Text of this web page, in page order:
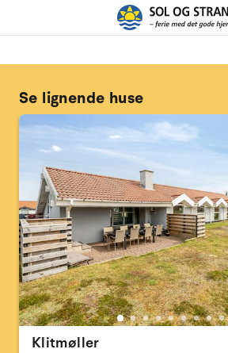
Se lignende huse
Klitmøller